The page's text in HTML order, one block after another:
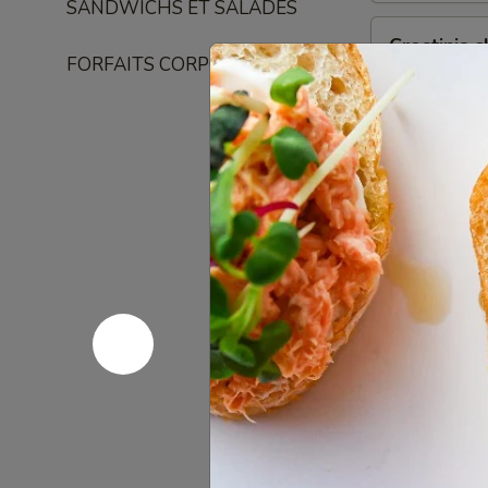
SANDWICHS ET SALADES
FORFAITS CORPORATIFS
truffe
Crostinis
Crostinis
avec crème.
20 crostinis
20 crostinis
20 crostinis
Crostinis
saumon
Crostinis
Crostinis
et
mini-pains
40
40
40